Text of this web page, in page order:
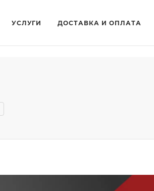
УСЛУГИ ДОСТАВКА И ОПЛАТА